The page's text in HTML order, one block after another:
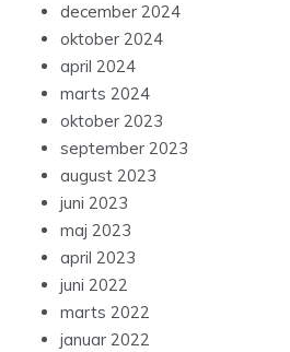
december 2024
oktober 2024
april 2024
marts 2024
oktober 2023
september 2023
august 2023
juni 2023
maj 2023
april 2023
juni 2022
marts 2022
januar 2022